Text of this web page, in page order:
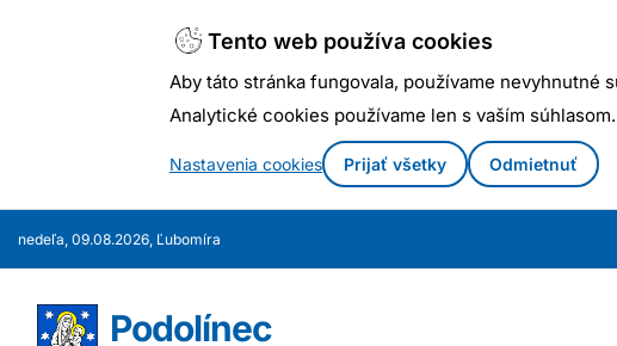
Tento web používa cookies
Aby táto stránka fungovala, používame nevyhnutné
Analytické cookies používame len s vaším súhlasom.
Nastavenia cookies Prijať všetky Odmietnuť
nedeľa, 09.08.2026, Ľubomíra
Podolínec